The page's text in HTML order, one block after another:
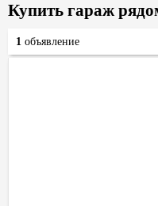
Купить гараж
1 объявление